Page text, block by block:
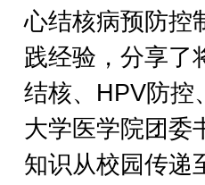
心结核病预防控
践经验，分享了
结核、HPV防控
大学医学院团委
知识从校园传递